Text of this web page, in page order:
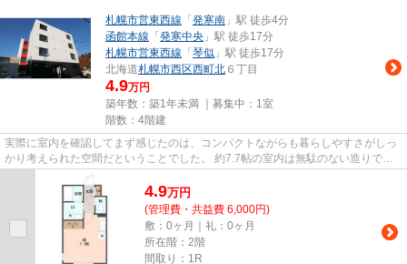
札幌市営東西線 「 発寒南 」駅 徒歩4分
函館本線 「 発寒中央 」駅 徒歩17分
札幌市営東西線 「 琴似 」駅 徒歩17分
北海道札幌市西区西町北 ６丁目
4.9万円
築年数：築1年未満 ｜募集中： 1室
階数：4階建
実際に室内を確認してまず感じたのは、コンパクトながらも暮らしやすさがしっ
かり考えられた空間だということでした。 約7.7帖の室内は無駄のない造りで、
ベッドやテーブルを配置して...
4.9万円
(管理費・共益費 6,000円)
敷：0ヶ月｜礼：0ヶ月
所在階：2階
間取り：1R